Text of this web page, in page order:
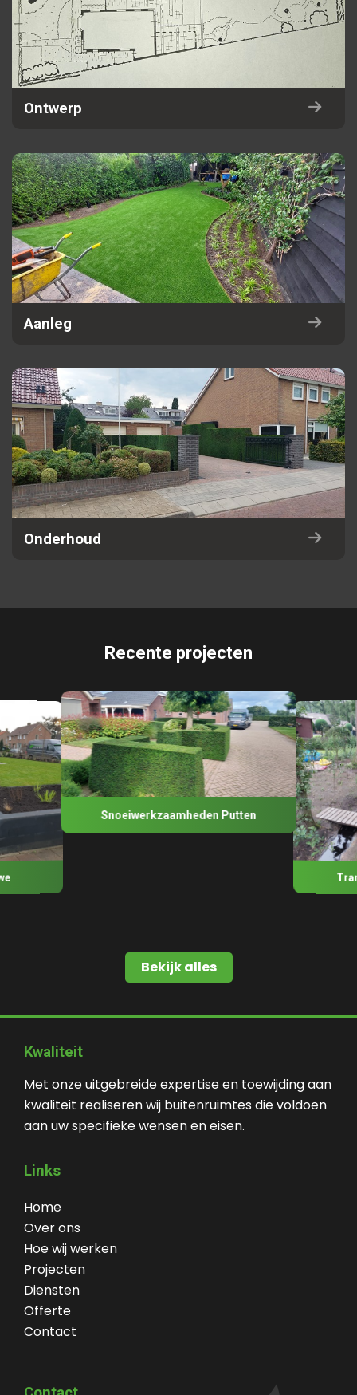
Ontwerp
Aanleg
Onderhoud
Recente projecten
Snoeiwerkzaamheden Putten
Bekijk alles
Kwaliteit
Met onze uitgebreide expertise en toewijding aan
kwaliteit realiseren wij buitenruimtes die voldoen
aan uw specifieke wensen en eisen.
Links
Home
Over ons
Hoe wij werken
Projecten
Diensten
Offerte
Contact